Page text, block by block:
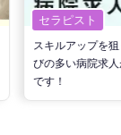
セラピスト
スキルアップを
びの多い病院求
です！